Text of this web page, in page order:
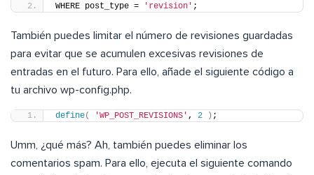
WHERE post_type =
'revision' ;
También puedes limitar el número de revisiones guardadas
para evitar que se acumulen excesivas revisiones de
entradas en el futuro. Para ello, añade el siguiente código a
tu archivo wp-config.php.
define( 'WP_POST_REVISIONS' , 2 ) ;
Umm, ¿qué más? Ah, también puedes eliminar los
comentarios spam. Para ello, ejecuta el siguiente comando